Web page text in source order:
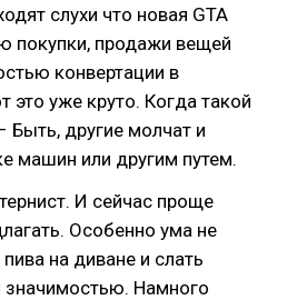
слухи что новая GTA
покупки, продажи вещей
конвертации в
это уже круто. Когда такой
Быть, другие молчат и
машин или другим путем.
И сейчас проще
Особенно ума не
на диване и слать
значимостью. Намного